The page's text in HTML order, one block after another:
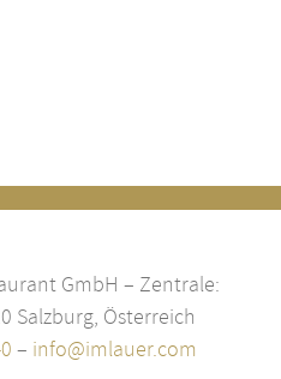
GmbH – Zentrale:
Salzburg, Österreich
– info@imlauer.com